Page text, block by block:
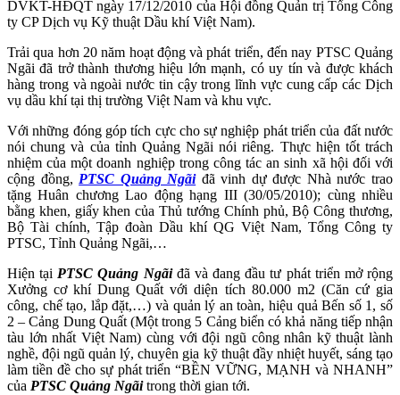
DVKT-HĐQT ngày 17/12/2010 của Hội đồng Quản trị Tổng Công
ty CP Dịch vụ Kỹ thuật Dầu khí Việt Nam).
Trải qua hơn 20 năm hoạt động và phát triển, đến nay PTSC Quảng
Ngãi đã trở thành thương hiệu lớn mạnh, có uy tín và được khách
hàng trong và ngoài nước tin cậy trong lĩnh vực cung cấp các Dịch
vụ dầu khí tại thị trường Việt Nam và khu vực.
Với những đóng góp tích cực cho sự nghiệp phát triển của đất nước
nói chung và của tỉnh Quảng Ngãi nói riêng. Thực hiện tốt trách
nhiệm của một doanh nghiệp trong công tác an sinh xã hội đối với
cộng đồng, PTSC Quảng Ngãiđã vinh dự được Nhà nước trao
tặng Huân chương Lao động hạng III (30/05/2010); cùng nhiều
bằng khen, giấy khen của Thủ tướng Chính phủ, Bộ Công thương,
Bộ Tài chính, Tập đoàn Dầu khí QG Việt Nam, Tổng Công ty
PTSC, Tỉnh Quảng Ngãi,…
Hiện tại PTSC Quảng Ngãiđã và đang đầu tư phát triển mở rộng
Xưởng cơ khí Dung Quất với diện tích 80.000 m2 (Căn cứ gia
công, chế tạo, lắp đặt,…) và quản lý an toàn, hiệu quả Bến số 1, số
2 – Cảng Dung Quất (Một trong 5 Cảng biển có khả năng tiếp nhận
tàu lớn nhất Việt Nam) cùng với đội ngũ công nhân kỹ thuật lành
nghề, đội ngũ quản lý, chuyên gia kỹ thuật đầy nhiệt huyết, sáng tạo
làm tiền đề cho sự phát triển “BỀN VỮNG, MẠNH và NHANH”
của PTSC Quảng Ngãitrong thời gian tới.